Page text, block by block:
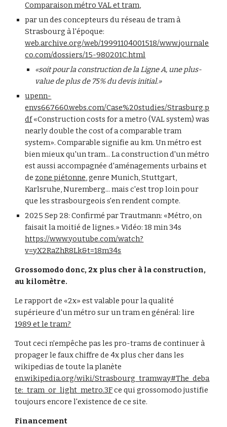
Comparaison métro VAL et tram,
par un des concepteurs du réseau de tram à
Strasbourg à l'époque:
web.archive.org/web/19991104001518/www.journale
co.com/dossiers/15-980201C.html
«soit pour la construction de la Ligne A, une plus-
value de plus de 75% du devis initial.»
upenn-
envs667660.webs.com/Case%20studies/Strasburg.p
df«Construction costs for a metro (VAL system) was
nearly double the cost of a comparable tram
system». Comparable signifie au km. Un métro est
bien mieux qu'un tram... La construction d'un métro
est aussi accompagnée d'aménagements urbains et
de zone piétonne, genre Munich, Stuttgart,
Karlsruhe, Nuremberg... mais c'est trop loin pour
que les strasbourgeois s'en rendent compte.
2025 Sep 28: Confirmé par Trautmann: «Métro, on
faisait la moitié de lignes.» Vidéo: 18 min 34s
https://www.youtube.com/watch?
v=yX2RaZhR8Lk&t=18m34s
Grossomodo donc, 2x plus cher à la construction,
au kilomètre.
Le rapport de «2x» est valable pour la qualité
supérieure d'un métro sur un tram en général: lire
1989 et le tram?
Tout ceci n'empêche pas les pro-trams de continuer à
propager le faux chiffre de 4x plus cher dans les
wikipedias de toute la planète
en.wikipedia.org/wiki/Strasbourg_tramway#The_deba
te:_tram_or_light_metro.3Fce qui grossomodo justifie
toujours encore l'existence de ce site.
Financement